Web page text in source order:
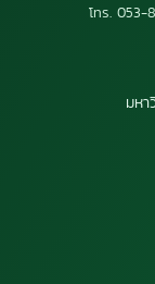
โทร. 053-
มหา